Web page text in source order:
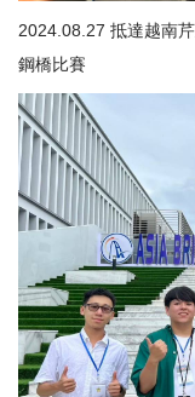
2024.08.27 抵達越南
鋼橋比賽